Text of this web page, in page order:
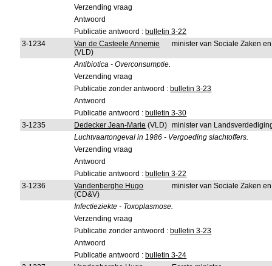
Verzending vraag
Antwoord
Publicatie antwoord : bulletin 3-22
3-1234
Van de Casteele Annemie
(VLD)
minister van Sociale Zaken
Antibiotica - Overconsumptie.
Verzending vraag
Publicatie zonder antwoord : bulletin 3-23
Antwoord
Publicatie antwoord : bulletin 3-30
3-1235
Dedecker Jean-Marie (VLD) minister van
Luchtvaartongeval in 1986 - Vergoeding slachtoffers.
Verzending vraag
Antwoord
Publicatie antwoord : bulletin 3-22
3-1236
Vandenberghe Hugo
(CD&V)
minister van Sociale Zaken
Infectieziekte - Toxoplasmose.
Verzending vraag
Publicatie zonder antwoord : bulletin 3-23
Antwoord
Publicatie antwoord : bulletin 3-24